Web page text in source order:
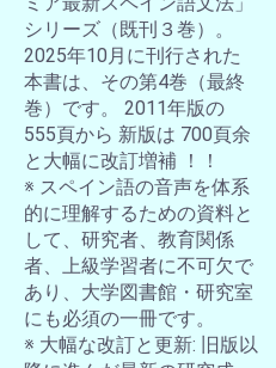
シリーズ（既刊３巻）。
2025年10月に刊行された
本書は、その第4巻（最終
巻）です。 2011年版の
555頁から 新版は 700頁余
と大幅に改訂増補 ！！
※ スペイン語の音声を体系
的に理解するための資料と
して、研究者、教育関係
者、上級学習者に不可欠で
あり、大学図書館・研究室
にも必須の一冊です。
※ 大幅な改訂と更新: 旧版以